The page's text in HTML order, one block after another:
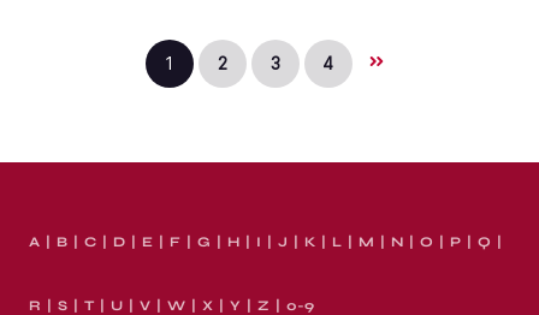
1 2 3 4
A B C D E F G H I J K L M N O P Q
R S T U V W X Y Z 0-9